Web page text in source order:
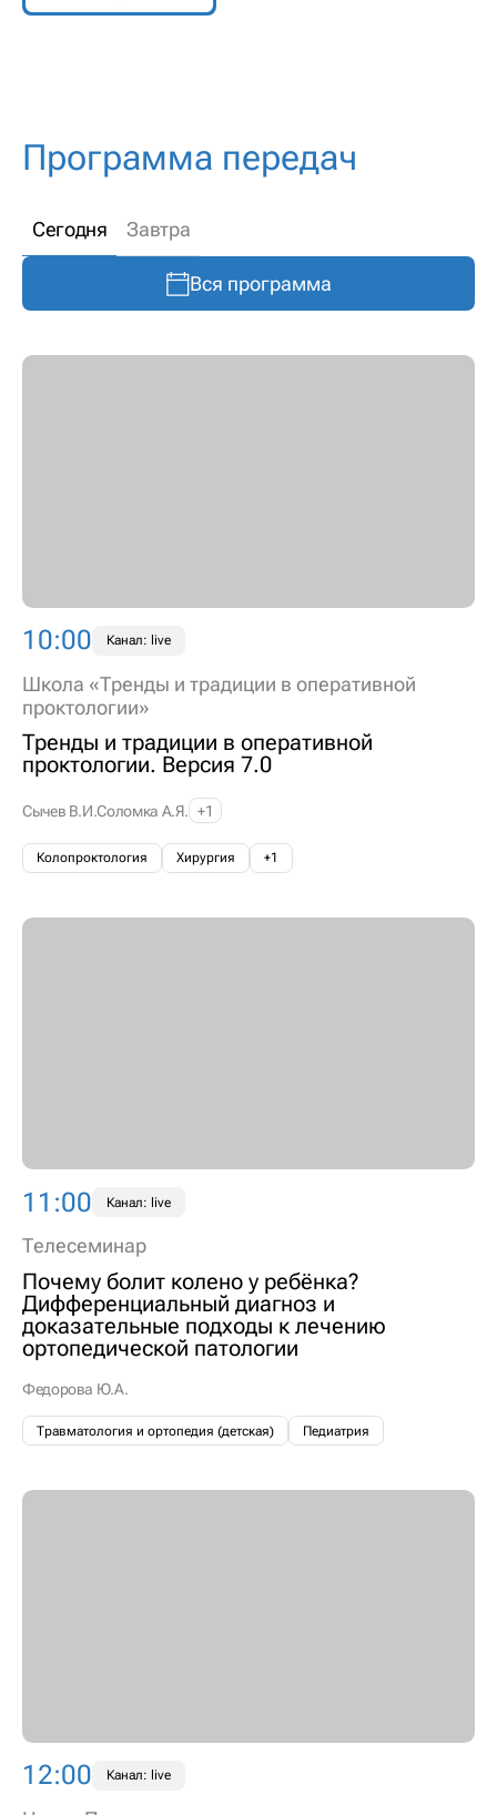
Программа передач
Сегодня Завтра
Вся программа
10:00 Канал: live
Школа «Тренды и традиции в оперативной
проктологии»
Тренды и традиции в оперативной
проктологии. Версия 7.0
Сычев В.И.Соломка А.Я. +1
Колопроктология Хирургия +1
11:00 Канал: live
Телесеминар
Почему болит колено у ребёнка?
Дифференциальный диагноз и
доказательные подходы к лечению
ортопедической патологии
Федорова Ю.А.
Травматология и ортопедия (детская) Педиатрия
12:00 Канал: live